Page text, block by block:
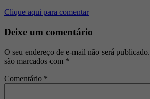
Clique aqui para comentar
Deixe um comentário
O seu endereço de e-mail não será publicado.
são marcados com *
Comentário *